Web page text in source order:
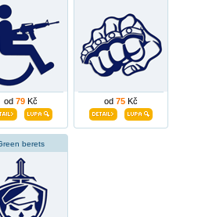
od 79 Kč od 75 Kč
berets